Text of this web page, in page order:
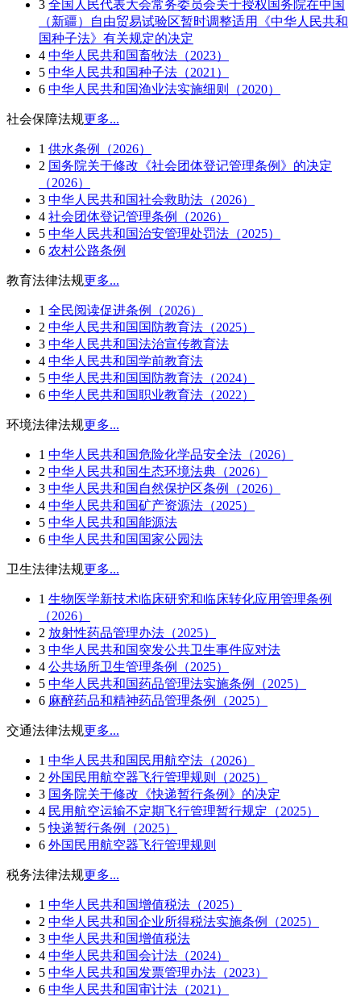
3 全国人民代表大会常务委员会关于授权国务院在中国
（新疆）自由贸易试验区暂时调整适用《中华人民共和
国种子法》有关规定的决定
4 中华人民共和国畜牧法（2023）
5 中华人民共和国种子法（2021）
6 中华人民共和国渔业法实施细则（2020）
社会保障法规更多...
1 供水条例（2026）
2 国务院关于修改《社会团体登记管理条例》的决定
（2026）
3 中华人民共和国社会救助法（2026）
4 社会团体登记管理条例（2026）
5 中华人民共和国治安管理处罚法（2025）
6 农村公路条例
教育法律法规更多...
1 全民阅读促进条例（2026）
2 中华人民共和国国防教育法（2025）
3 中华人民共和国法治宣传教育法
4 中华人民共和国学前教育法
5 中华人民共和国国防教育法（2024）
6 中华人民共和国职业教育法（2022）
环境法律法规更多...
1 中华人民共和国危险化学品安全法（2026）
2 中华人民共和国生态环境法典（2026）
3 中华人民共和国自然保护区条例（2026）
4 中华人民共和国矿产资源法（2025）
5 中华人民共和国能源法
6 中华人民共和国国家公园法
卫生法律法规更多...
1 生物医学新技术临床研究和临床转化应用管理条例
（2026）
2 放射性药品管理办法（2025）
3 中华人民共和国突发公共卫生事件应对法
4 公共场所卫生管理条例（2025）
5 中华人民共和国药品管理法实施条例（2025）
6 麻醉药品和精神药品管理条例（2025）
交通法律法规更多...
1 中华人民共和国民用航空法（2026）
2 外国民用航空器飞行管理规则（2025）
3 国务院关于修改《快递暂行条例》的决定
4 民用航空运输不定期飞行管理暂行规定（2025）
5 快递暂行条例（2025）
6 外国民用航空器飞行管理规则
税务法律法规更多...
1 中华人民共和国增值税法（2025）
2 中华人民共和国企业所得税法实施条例（2025）
3 中华人民共和国增值税法
4 中华人民共和国会计法（2024）
5 中华人民共和国发票管理办法（2023）
6 中华人民共和国审计法（2021）